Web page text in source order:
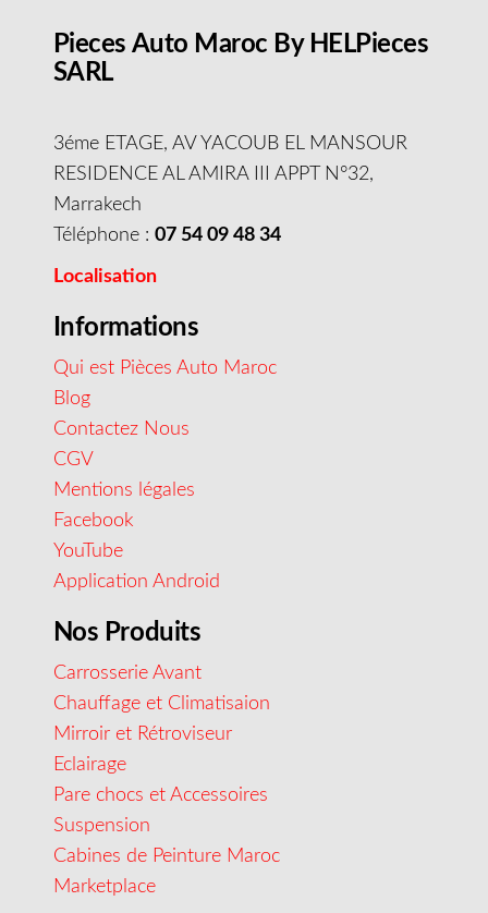
Pieces Auto Maroc By HELPieces
SARL
3éme ETAGE, AV YACOUB EL MANSOUR
RESIDENCE AL AMIRA III APPT N°32,
Marrakech
Téléphone : 07 54 09 48 34
Localisation
Informations
Qui est Pièces Auto Maroc
Blog
Contactez Nous
CGV
Mentions légales
Facebook
YouTube
Application Android
Nos Produits
Carrosserie Avant
Chauffage et Climatisaion
Mirroir et Rétroviseur
Eclairage
Pare chocs et Accessoires
Suspension
Cabines de Peinture Maroc
Marketplace